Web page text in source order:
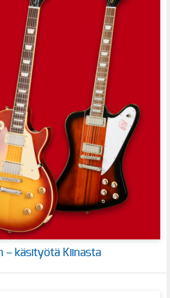
– käsityötä Kiinasta